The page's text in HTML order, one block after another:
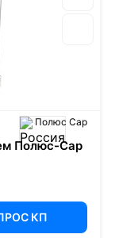
Полюс Сар
Полюс-Сар
КП